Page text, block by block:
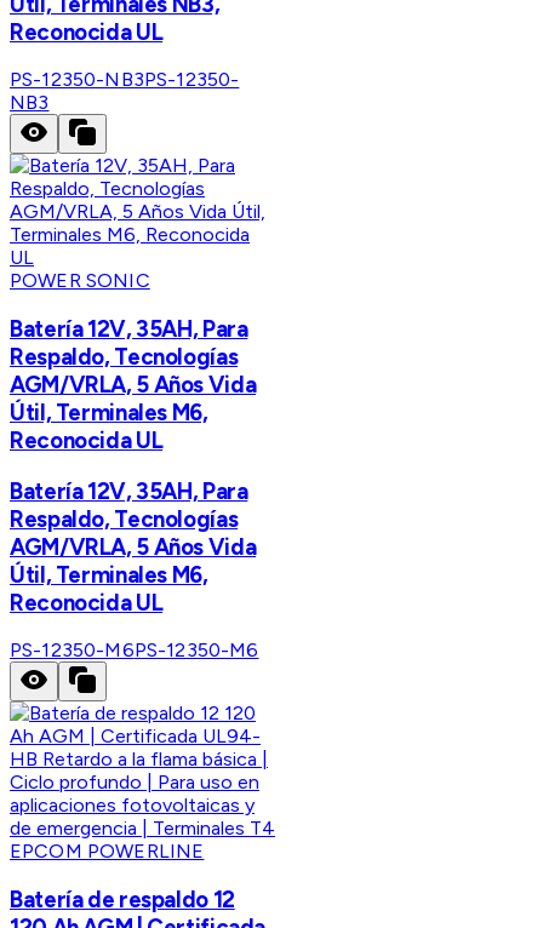
Reconocida UL
PS-12350-NB3PS-12350-
NB3
POWER SONIC
Batería 12V, 35AH, Para
Respaldo, Tecnologías
AGM/VRLA, 5 Años Vida
Útil, Terminales M6,
Reconocida UL
Batería 12V, 35AH, Para
Respaldo, Tecnologías
AGM/VRLA, 5 Años Vida
Útil, Terminales M6,
Reconocida UL
PS-12350-M6PS-12350-M6
EPCOM POWERLINE
Batería de respaldo 12